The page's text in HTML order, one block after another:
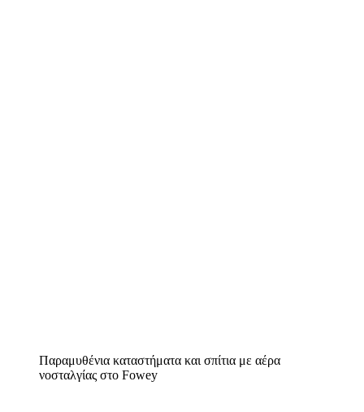
Παραμυθένια καταστήματα και σπίτια με αέρα
νοσταλγίας στο Fowey